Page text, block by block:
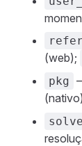
(web);
pkg